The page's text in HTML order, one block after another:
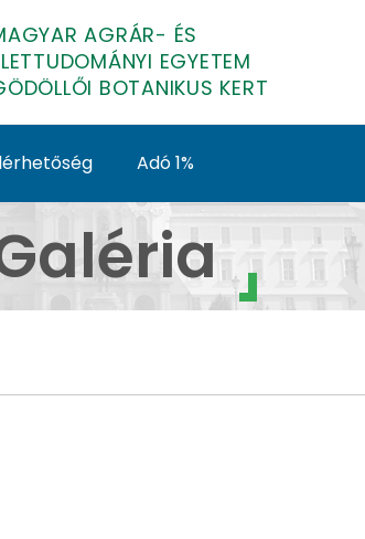
AGRÁR- ÉS
EGYETEM
BOTANIKUS KERT
Adó 1%
Kert